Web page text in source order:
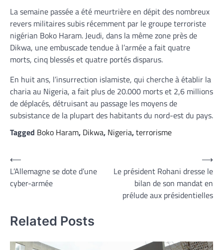
La semaine passée a été meurtrière en dépit des nombreux
revers militaires subis récemment par le groupe terroriste
nigérian Boko Haram. Jeudi, dans la même zone près de
Dikwa, une embuscade tendue à l’armée a fait quatre
morts, cinq blessés et quatre portés disparus.
En huit ans, l’insurrection islamiste, qui cherche à établir la
charia au Nigeria, a fait plus de 20.000 morts et 2,6 millions
de déplacés, détruisant au passage les moyens de
subsistance de la plupart des habitants du nord-est du pays.
Tagged Boko Haram, Dikwa, Nigeria,terrorisme
Navigation
de
l’article
⟵
L’Allemagne se dote d’une
cyber-armée
Le président Rohani dresse le
bilan de son mandat en
prélude aux présidentielles
⟶
Related Posts